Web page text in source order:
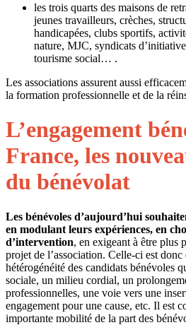
les trois quarts des maisons de
jeunes travailleurs, crèches,
handicapées, clubs sportifs,
nature, MJC, syndicats
tourisme social… .
Les associations assurent aussi
la formation professionnelle et de la
L’engagement
France, les
du bénévolat
Les bénévoles d’aujourd’hui
en modulant leurs expériences, en
d’intervention, en exigeant à être plus
projet de l’association. Celle-ci est
hétérogénéité des candidats bénévoles
sociale, un milieu cordial, un
professionnelles, une voie vers une
engagement pour une cause, etc. Il est
importante mobilité de la part des